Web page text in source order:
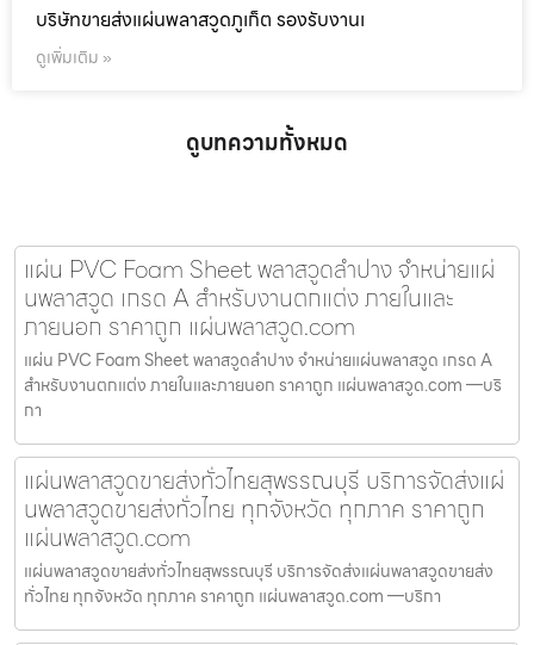
บริษัทขายส่งแผ่นพลาสวูดภูเก็ต รองรับงานเ
ดูเพิ่มเติม »
ดูบทความทั้งหมด
แผ่น PVC Foam Sheet พลาสวูดลำปาง จำหน่ายแผ่
นพลาสวูด เกรด A สำหรับงานตกแต่ง ภายในและ
ภายนอก ราคาถูก แผ่นพลาสวูด.com
แผ่น PVC Foam Sheet พลาสวูดลำปาง จำหน่ายแผ่นพลาสวูด เกรด A
สำหรับงานตกแต่ง ภายในและภายนอก ราคาถูก แผ่นพลาสวูด.com —บริ
กา
แผ่นพลาสวูดขายส่งทั่วไทยสุพรรณบุรี บริการจัดส่งแผ่
นพลาสวูดขายส่งทั่วไทย ทุกจังหวัด ทุกภาค ราคาถูก
แผ่นพลาสวูด.com
แผ่นพลาสวูดขายส่งทั่วไทยสุพรรณบุรี บริการจัดส่งแผ่นพลาสวูดขายส่ง
ทั่วไทย ทุกจังหวัด ทุกภาค ราคาถูก แผ่นพลาสวูด.com —บริกา